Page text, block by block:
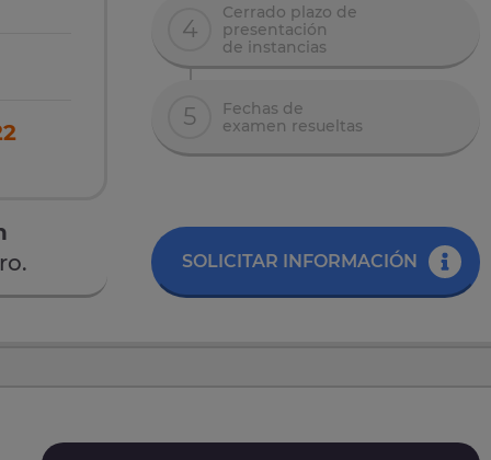
4
Cerrado plazo de
presentación
de instancias
5
Fechas de
examen resueltas
SOLICITAR INFORMACIÓN